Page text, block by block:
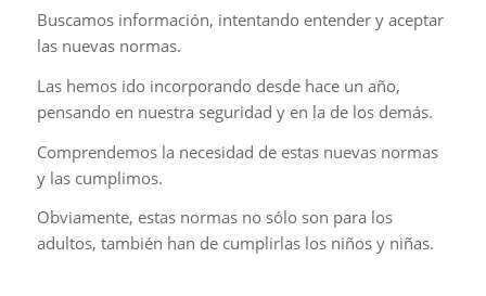
Buscamos información, intentando entender y aceptar
las nuevas normas.
Las hemos ido incorporando desde hace un año,
pensando en nuestra seguridad y en la de los demás.
Comprendemos la necesidad de estas nuevas normas
y las cumplimos.
Obviamente, estas normas no sólo son para los
adultos, también han de cumplirlas los niños y niñas.